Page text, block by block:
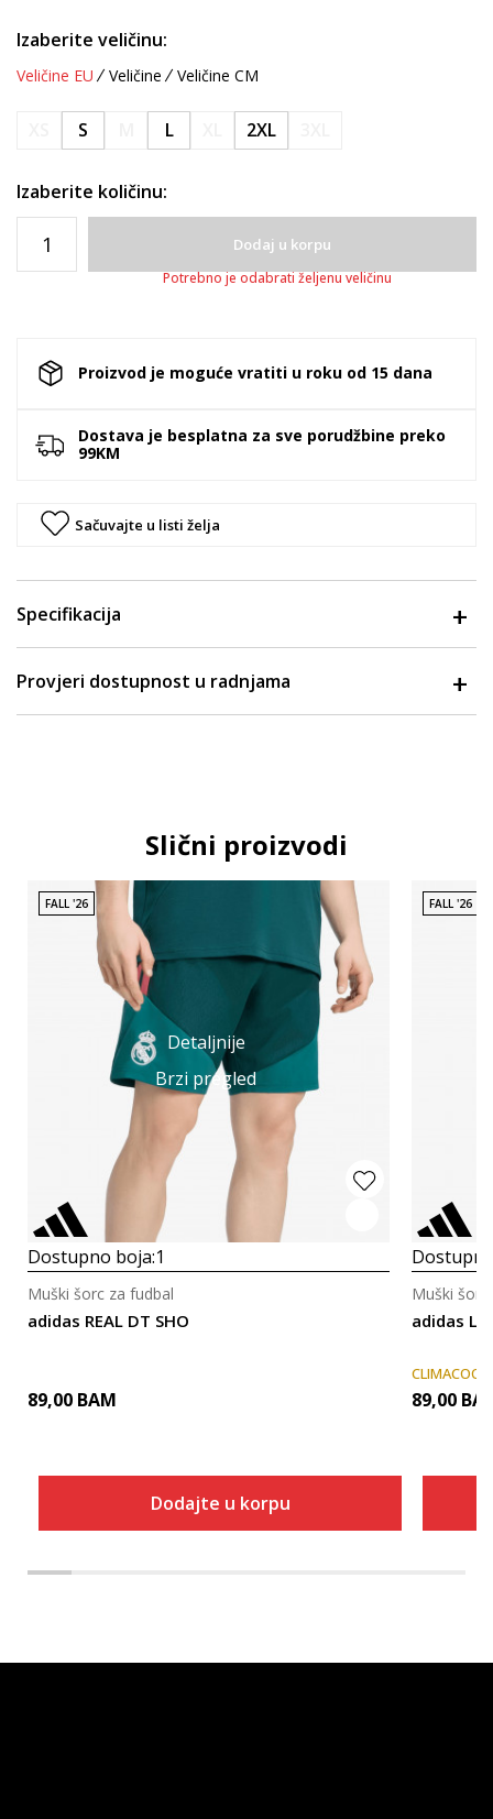
Izaberite veličinu:
Veličine EU Veličine Veličine CM
S L 2XL
Izaberite količinu:
Dodaj u korpu
Potrebno je odabrati željenu veličinu
Proizvod je moguće vratiti u roku od 15 dana
Dostava je besplatna za sve porudžbine preko
99KM
Sačuvajte u listi želja
Specifikacija
Provjeri dostupnost u radnjama
Slični proizvodi
Detaljnije
Brzi pregled
FALL '26
Dostupno boja:1
adidas REAL DT SHO
Muški šorc za fudbal
89,00 BAM
Dodajte u korpu
FALL '26
adidas
Muški
CLIMACOOL
89,00